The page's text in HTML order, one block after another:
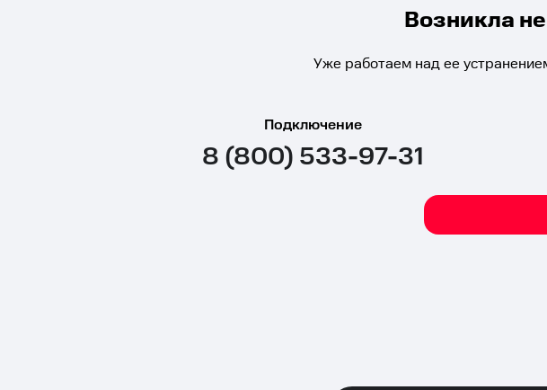
Возникла
Уже работаем над ее
Подключение
8 (800) 533-97-31